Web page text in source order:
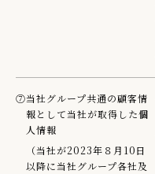
⑦当社グループ共通の顧客情
報として当社が取得した個
人情報
（当社が2023年８月10日
以降に当社グループ各社及